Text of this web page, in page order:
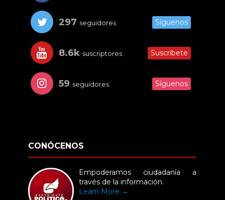
297 seguidores Síguenos
8.6k suscriptores Suscríbete
59 seguidores Síguenos
CONÓCENOS
Empoderamos ciudadanía a
través de la información.
Learn More →